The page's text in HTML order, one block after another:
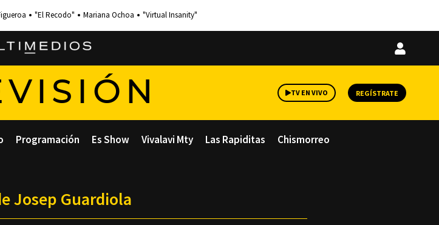
"El Recodo" Mariana Ochoa "Virtual Insanity"
Iniciar
TV EN VIVO REGÍSTRATE
Programación Es Show Vivalavi Mty Las Rapiditas Chismorreo
Josep Guardiola